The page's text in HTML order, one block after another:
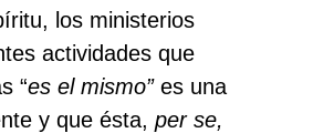
los ministerios
actividades que
“es el mismo”es una
y que ésta, per se,